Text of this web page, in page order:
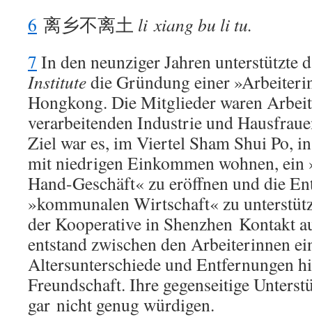
6 离乡不离土 li xiang bu li tu.
7 In den neunziger Jahren unterstützte
Institutedie Gründung einer
Hongkong. Die Mitglieder waren
verarbeitenden Industrie und
Ziel war es, im Viertel Sham Shui Po,
mit niedrigen Einkommen wohnen, ein
Hand-Geschäft« zu eröffnen und die
»kommunalen Wirtschaft« zu
der Kooperative in Shenzhen Kontakt
entstand zwischen den Arbeiterinnen
Altersunterschiede und Entfernungen
Freundschaft. Ihre gegenseitige
gar nicht genug würdigen.